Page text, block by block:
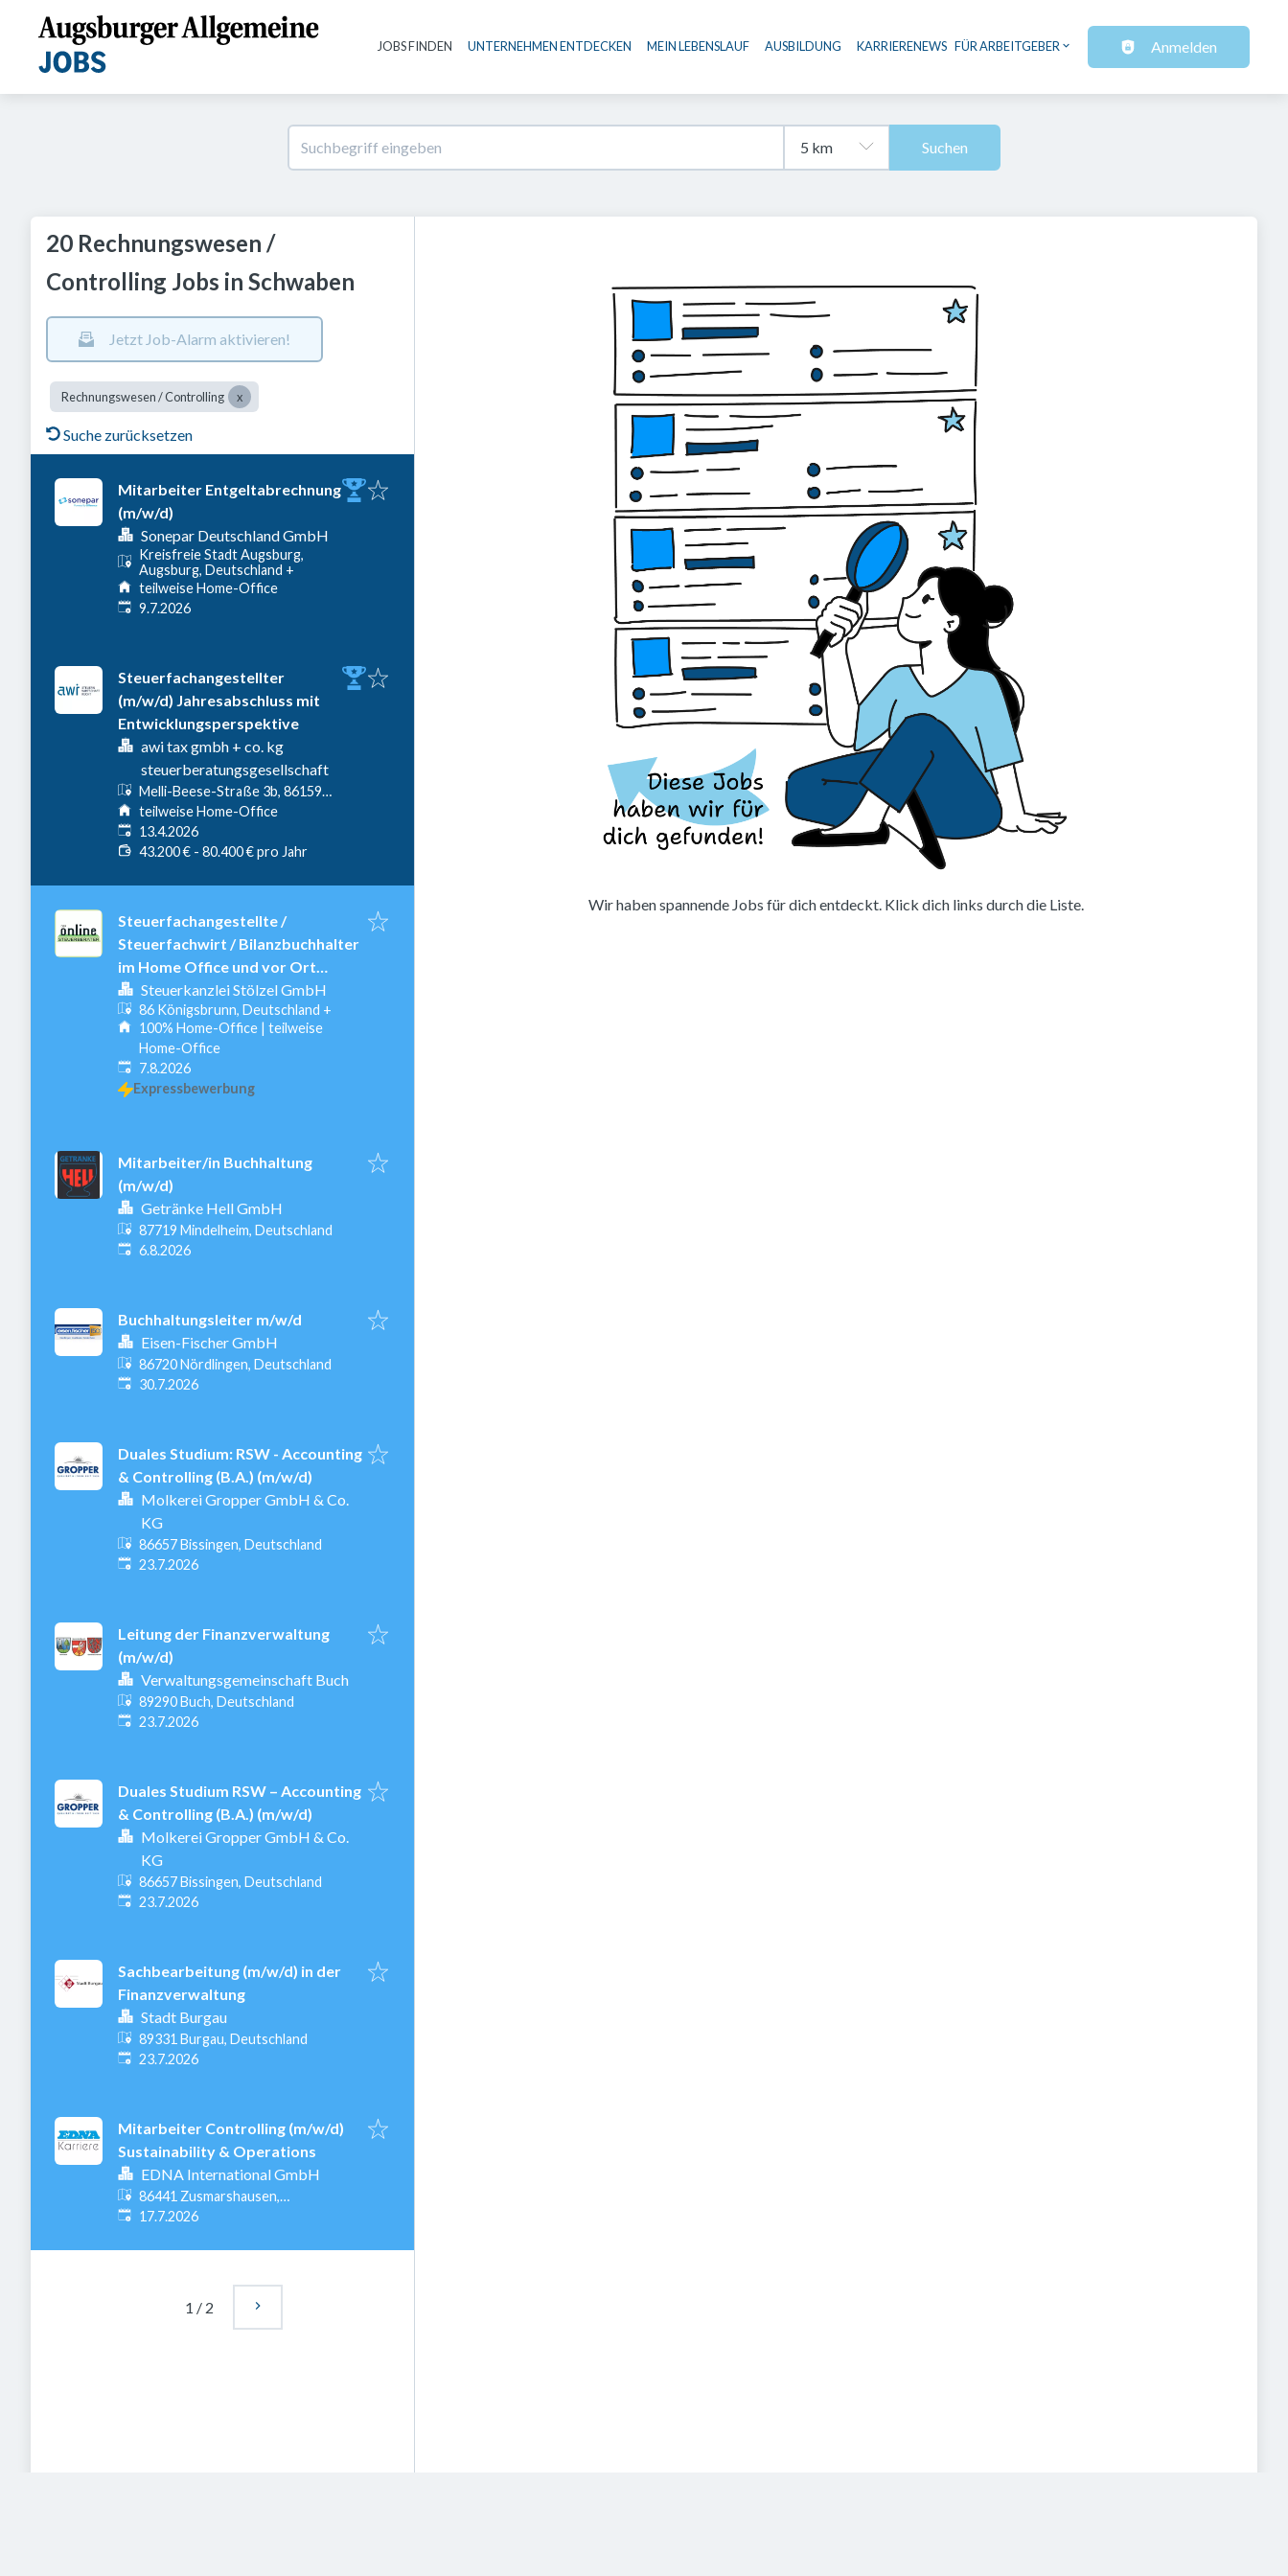
Haupt-Navigation
JOBS FINDEN UNTERNEHMEN ENTDECKEN MEIN LEBENSLAUF AUSBILDUNG KARRIERENEWS FÜR ARBEITGEBER Anmelden
Suchen
20 Rechnungswesen /
Controlling Jobs in Schwaben
Jetzt Job-Alarm aktivieren!
Rechnungswesen / Controlling
Suche zurücksetzen
Mitarbeiter Entgeltabrechnung
(m/w/d)
Sonepar Deutschland GmbH
Kreisfreie Stadt Augsburg,
Augsburg, Deutschland +
teilweise Home-Office
Veröffentlicht
9.7.2026
Steuerfachangestellter
(m/w/d) Jahresabschluss mit
Entwicklungsperspektive
awi tax gmbh + co. kg
steuerberatungsgesellschaft
Melli-Beese-Straße 3b, 86159
Augsburg, Deutschland
teilweise Home-Office
Veröffentlicht
13.4.2026
43.200 € - 80.400 € pro Jahr
Steuerfachangestellte /
Steuerfachwirt / Bilanzbuchhalter
im Home Office und vor Ort
(m/w/d) ❤️
Steuerkanzlei Stölzel GmbH
86 Königsbrunn, Deutschland +
100% Home-Office | teilweise
Home-Office
Veröffentlicht
7.8.2026
Expressbewerbung
Mitarbeiter/in Buchhaltung
(m/w/d)
Getränke Hell GmbH
87719 Mindelheim, Deutschland
Veröffentlicht
6.8.2026
Buchhaltungsleiter m/w/d
Eisen-Fischer GmbH
86720 Nördlingen, Deutschland
Veröffentlicht
30.7.2026
Duales Studium: RSW - Accounting
& Controlling (B.A.) (m/w/d)
Molkerei Gropper GmbH & Co.
KG
86657 Bissingen, Deutschland
Veröffentlicht
23.7.2026
Leitung der Finanzverwaltung
(m/w/d)
Verwaltungsgemeinschaft Buch
89290 Buch, Deutschland
Veröffentlicht
23.7.2026
Duales Studium RSW – Accounting
& Controlling (B.A.) (m/w/d)
Molkerei Gropper GmbH & Co.
KG
86657 Bissingen, Deutschland
Veröffentlicht
23.7.2026
Sachbearbeitung (m/w/d) in der
Finanzverwaltung
Stadt Burgau
89331 Burgau, Deutschland
Veröffentlicht
23.7.2026
Mitarbeiter Controlling (m/w/d)
Sustainability & Operations
EDNA International GmbH
86441 Zusmarshausen,
Deutschland
Veröffentlicht
17.7.2026
1 / 2
Wir haben spannende Jobs für dich entdeckt. Klick dich links durch die Liste.